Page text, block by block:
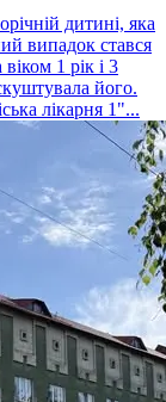
дитині, яка
випадок стався
1 рік і 3
його.
лікарня 1"...